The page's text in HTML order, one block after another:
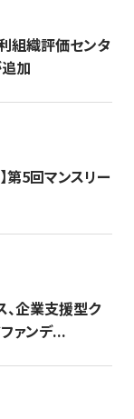
組織評価センタ
加
第5回マンスリー
、企業支援型ク
ァンデ...